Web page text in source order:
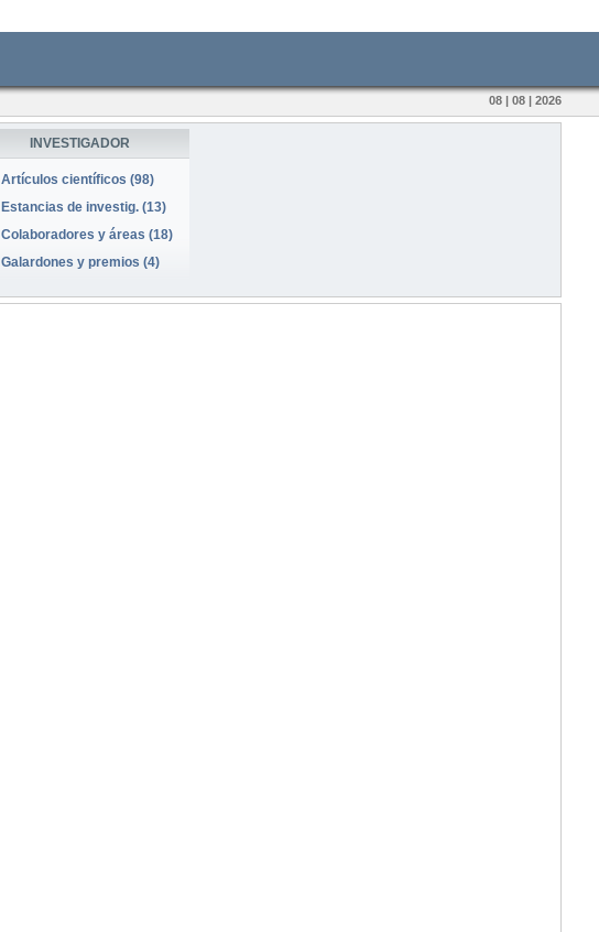
08 | 08 | 2026
INVESTIGADOR
Artículos científicos (98)
Estancias de investig. (13)
Colaboradores y áreas (18)
Galardones y premios (4)